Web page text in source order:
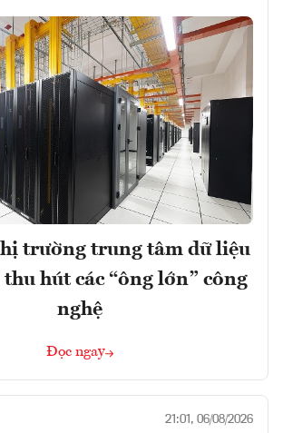
trường trung tâm dữ liệu
hút các “ông lớn” công
nghệ
Đọc ngay
21:01, 06/08/2026